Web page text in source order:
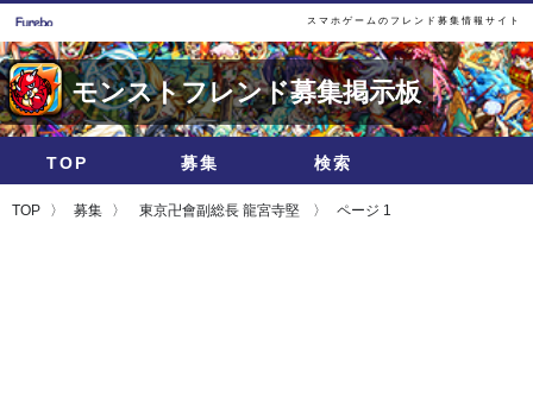
スマホゲームのフレンド募集情報サイト
モンストフレンド募集掲示板
TOP 募集 検索
TOP 募集 東京卍會副総長 龍宮寺堅 ページ 1